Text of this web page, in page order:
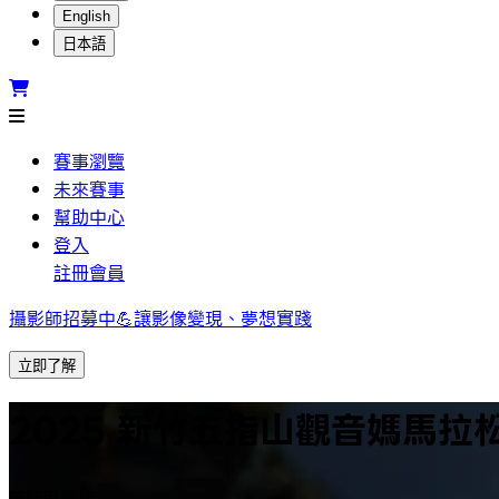
English
日本語
賽事瀏覽
未來賽事
幫助中心
登入
註冊會員
攝影師招募中💪讓影像變現、夢想實踐
立即了解
2025 新竹五指山觀音媽馬拉